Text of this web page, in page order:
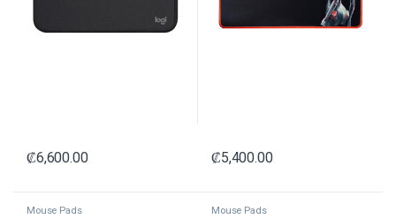
₡6,600.00 ₡5,400.00
Mouse Pads Mouse Pads